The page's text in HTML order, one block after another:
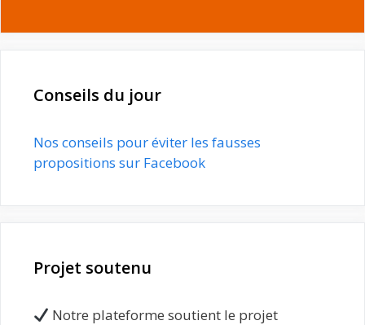
Conseils du jour
Nos conseils pour éviter les fausses
propositions sur Facebook
Projet soutenu
Notre plateforme soutient le projet